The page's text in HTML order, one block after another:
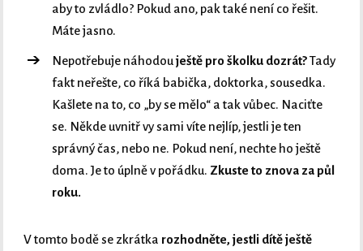
aby to zvládlo? Pokud ano, pak také není co řešit.
Máte jasno.
Nepotřebuje náhodouještě pro školku dozrát?Tady
fakt neřešte, co říká babička, doktorka, sousedka.
Kašlete na to, co „by se mělo“ a tak vůbec. Naciťte
se. Někde uvnitř vy sami víte nejlíp, jestli je ten
správný čas, nebo ne. Pokud není, nechte ho ještě
doma. Je to úplně v pořádku. Zkuste to znova za půl
roku.
V tomto bodě se zkrátka rozhodněte, jestli dítě ještě